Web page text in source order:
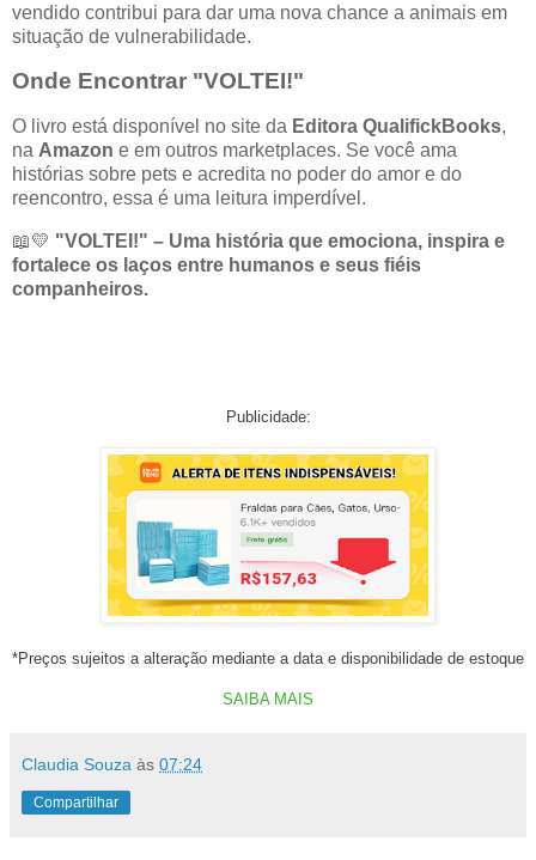
vendido contribui para dar uma nova chance a animais em
situação de vulnerabilidade.
Onde Encontrar "VOLTEI!"
O livro está disponível no site da Editora QualifickBooks,
na Amazon e em outros marketplaces. Se você ama
histórias sobre pets e acredita no poder do amor e do
reencontro, essa é uma leitura imperdível.
📖💛 "VOLTEI!" – Uma história que emociona, inspira e
fortalece os laços entre humanos e seus fiéis
companheiros.
Publicidade:
*Preços sujeitos a alteração mediante a data e disponibilidade de estoque
SAIBA MAIS
Claudia Souza às 07:24
Compartilhar